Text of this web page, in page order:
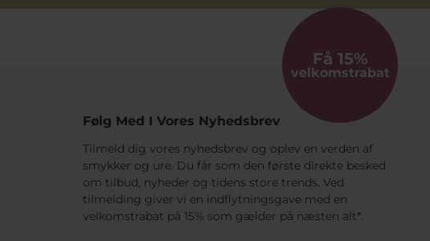
Få 15%
velkomstrabat
Følg Med I Vores Nyhedsbrev
Tilmeld dig vores nyhedsbrev og oplev en verden af
smykker og ure. Du får som den første direkte besked
om tilbud, nyheder og tidens store trends. Ved
tilmelding giver vi en indflytningsgave med en
velkomstrabat på 15% som gælder på næsten alt*.